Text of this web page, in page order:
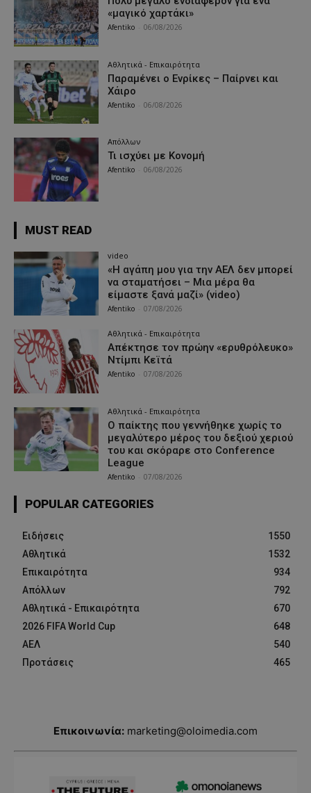
«μαγικό χαρτάκι»
Afentiko 06/08/2026
Αθλητικά - Επικαιρότητα
Παραμένει ο Ενρίκες – Παίρνει και
Χάιρο
Afentiko 06/08/2026
Απόλλων
Τι ισχύει με Κονομή
Afentiko 06/08/2026
MUST READ
video
«Η αγάπη μου για την ΑΕΛ δεν μπορεί
να σταματήσει – Μια μέρα θα
είμαστε ξανά μαζί» (video)
Afentiko 07/08/2026
Αθλητικά - Επικαιρότητα
Απέκτησε τον πρώην «ερυθρόλευκο»
Ντίμπι Κεϊτά
Afentiko 07/08/2026
Αθλητικά - Επικαιρότητα
Ο παίκτης που γεννήθηκε χωρίς το
μεγαλύτερο μέρος του δεξιού χεριού
του και σκόραρε στο Conference
League
Afentiko 07/08/2026
POPULAR CATEGORIES
Ειδήσεις
1550
Αθλητικά
1532
Επικαιρότητα
934
Απόλλων
792
Αθλητικά - Επικαιρότητα
670
2026 FIFA World Cup
648
ΑΕΛ
540
Προτάσεις
465
Επικοινωνία: marketing@oloimedia.com